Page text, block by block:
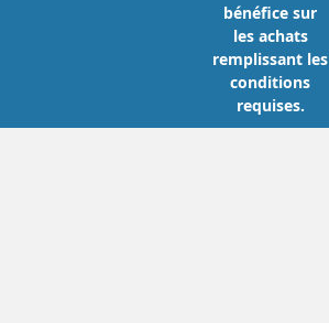
bénéfice sur
les achats
remplissant les
conditions
requises.